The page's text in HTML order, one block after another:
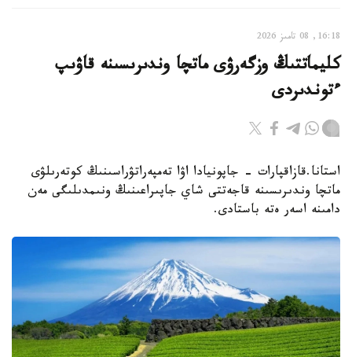
16:18, 08 تامىز 2026
كليماتتىڭ وزگەرۋى ماتچا وندىرىسىنە قاۋىپ
ءتوندىردى
استانا.قازاقپارات - جاپونيادا اۋا تەمپەراتۋراسىنىڭ كوتەرىلۋى
ماتچا وندىرىسىنە قاجەتتى شاي جاپىراعىنىڭ ونىمدىلىگى مەن
دامىنە اسەر ەتە باستادى.